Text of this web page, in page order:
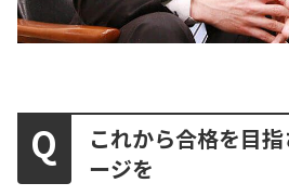
これから合格を目
ージを